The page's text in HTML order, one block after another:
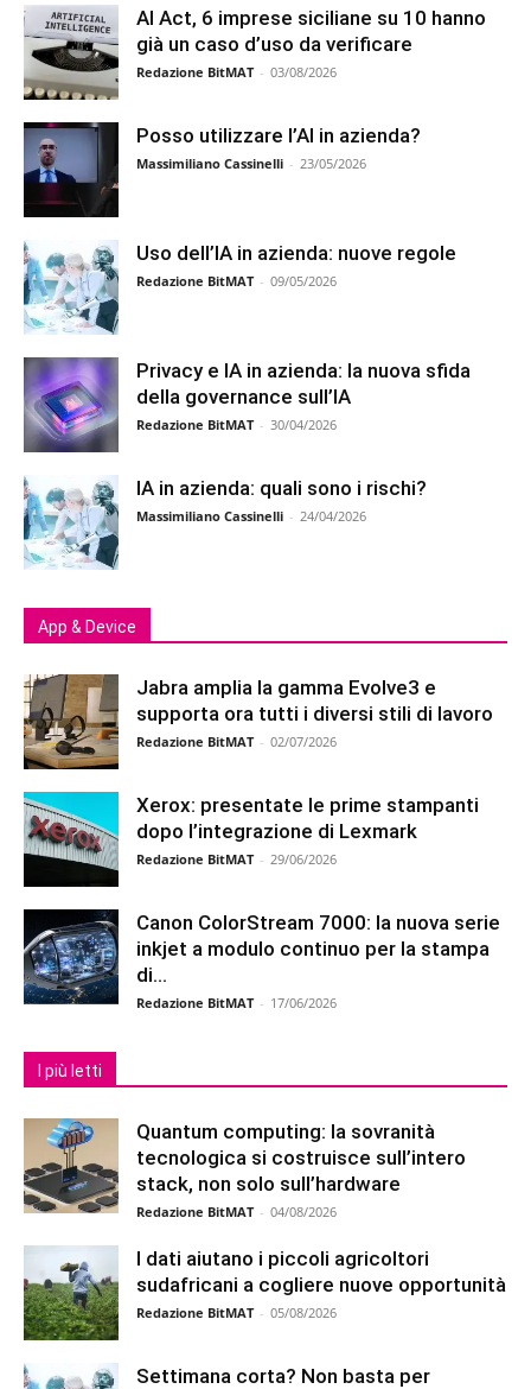
AI Act, 6 imprese siciliane su 10 hanno
già un caso d’uso da verificare
Redazione BitMAT - 03/08/2026
Posso utilizzare l’AI in azienda?
Massimiliano Cassinelli - 23/05/2026
Uso dell’IA in azienda: nuove regole
Redazione BitMAT - 09/05/2026
Privacy e IA in azienda: la nuova sfida
della governance sull’IA
Redazione BitMAT - 30/04/2026
IA in azienda: quali sono i rischi?
Massimiliano Cassinelli - 24/04/2026
App & Device
Jabra amplia la gamma Evolve3 e
supporta ora tutti i diversi stili di lavoro
Redazione BitMAT - 02/07/2026
Xerox: presentate le prime stampanti
dopo l’integrazione di Lexmark
Redazione BitMAT - 29/06/2026
Canon ColorStream 7000: la nuova serie
inkjet a modulo continuo per la stampa
di...
Redazione BitMAT - 17/06/2026
I più letti
Quantum computing: la sovranità
tecnologica si costruisce sull’intero
stack, non solo sull’hardware
Redazione BitMAT - 04/08/2026
I dati aiutano i piccoli agricoltori
sudafricani a cogliere nuove opportunità
Redazione BitMAT - 05/08/2026
Settimana corta? Non basta per